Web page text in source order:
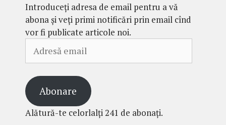
Introduceți adresa de email pentru a vă
abona și veți primi notificări prin email cînd
vor fi publicate articole noi.
email
Abonare
Alătură-te celorlalți 241 de abonați.